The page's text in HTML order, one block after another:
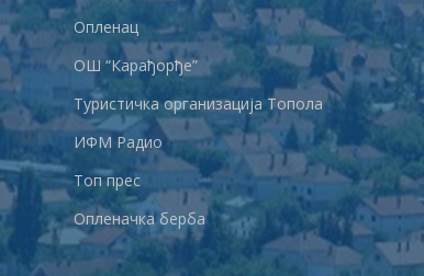
Опленац
ОШ “Карађорђе”
Туристичка организација Топола
ИФМ Радио
Топ прес
Опленачка берба